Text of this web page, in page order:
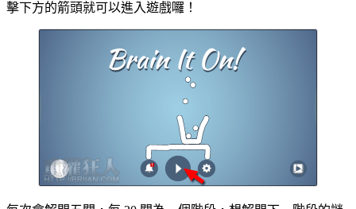
擊下方的箭頭就可以進入遊戲囉！